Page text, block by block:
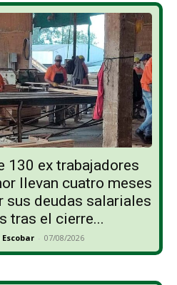
130 ex trabajadores
llevan cuatro meses
sus deudas salariales
tras el cierre...
- 07/08/2026